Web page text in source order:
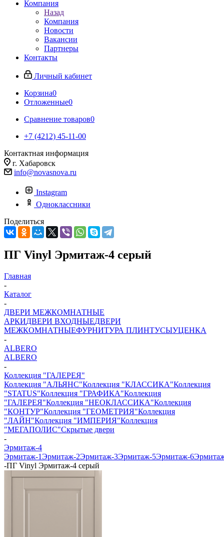
Компания
Назад
Компания
Новости
Вакансии
Партнеры
Контакты
Личный кабинет
Корзина0
Отложенные0
Сравнение товаров0
+7 (4212) 45-11-00
Контактная информация
г. Хабаровск
info@novasnova.ru
Instagram
Одноклассники
Поделиться
ПГ Vinyl Эрмитаж-4 серый
Главная
-
Каталог
-
ДВЕРИ МЕЖКОМНАТНЫЕ
АРКИДВЕРИ ВХОДНЫЕДВЕРИ
МЕЖКОМНАТНЫЕФУРНИТУРА ПЛИНТУСЫУЦЕНКА
-
ALBERO
ALBERO
-
Коллекция "ГАЛЕРЕЯ"
Коллекция "АЛЬЯНС"Коллекция "КЛАССИКА"Коллекция
"STATUS"Коллекция "ГРАФИКА"Коллекция
"ГАЛЕРЕЯ"Коллекция "НЕОКЛАССИКА"Коллекция
"КОНТУР"Коллекция "ГЕОМЕТРИЯ"Коллекция
"ЛАЙН"Коллекция "ИМПЕРИЯ"Коллекция
"МЕГАПОЛИС"Скрытые двери
-
Эрмитаж-4
Эрмитаж-1Эрмитаж-2Эрмитаж-3Эрмитаж-5Эрмитаж-6
-ПГ Vinyl Эрмитаж-4 серый